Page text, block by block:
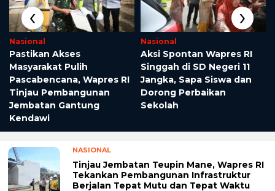
Nasional
Pastikan Akses
Masyarakat Pulih
Pascabencana, Wapres RI
Tinjau Pembangunan
Jembatan Gantung
Kendawi
Nasional
Aksi Spontan Wapres RI
Singgah di SD Negeri 11
Jangka, Sapa Siswa dan
Dorong Perbaikan
Sekolah
‹ ›
NASIONAL
Tinjau Jembatan Teupin Mane, Wapres RI
Tekankan Pembangunan Infrastruktur
Berjalan Tepat Mutu dan Tepat Waktu